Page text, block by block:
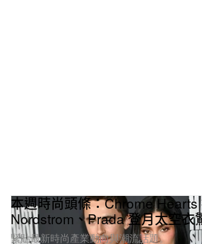
本週時尚頭條：Chrome Hearts
Nordstrom、Prada 登月太空衣
緊貼最新時尚產業動向與潮流話題。